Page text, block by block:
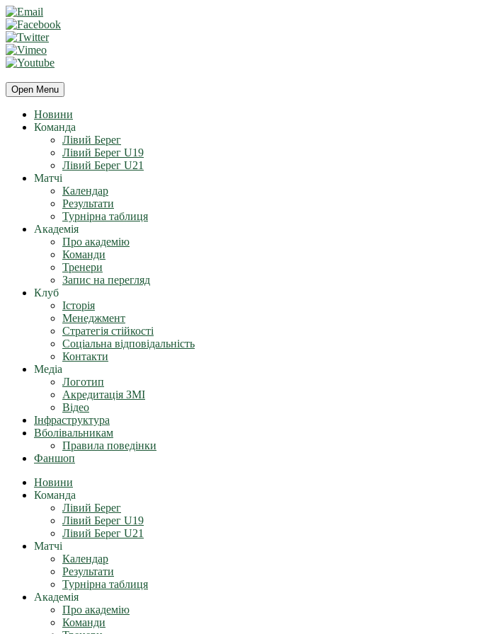
Open Menu
Новини
Команда
Лівий Берег
Лівий Берег U19
Лівий Берег U21
Матчі
Календар
Результати
Турнірна таблиця
Академія
Про академію
Команди
Тренери
Запис на перегляд
Клуб
Історія
Менеджмент
Стратегія стійкості
Соціальна відповідальність
Контакти
Медіа
Логотип
Акредитація ЗМІ
Відео
Інфраструктура
Вболівальникам
Правила поведінки
Фаншоп
Новини
Команда
Лівий Берег
Лівий Берег U19
Лівий Берег U21
Матчі
Календар
Результати
Турнірна таблиця
Академія
Про академію
Команди